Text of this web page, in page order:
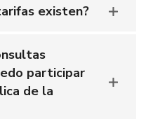
existen?
participar
de la